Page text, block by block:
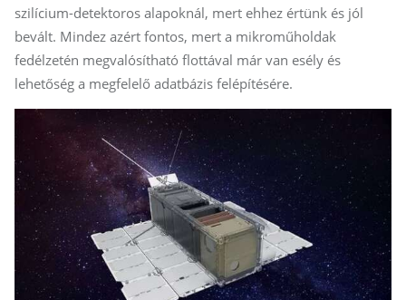
szilícium-detektoros alapoknál, mert ehhez értünk és jól
bevált. Mindez azért fontos, mert a mikroműholdak
fedélzetén megvalósítható flottával már van esély és
lehetőség a megfelelő adatbázis felépítésére.